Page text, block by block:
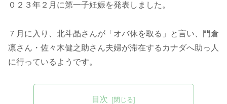
０２３年２月に第一子妊娠を発表しました。
７月に入り、北斗晶さんが「オバ休を取る」と言い、門倉
凛さん・佐々木健之助さん夫婦が滞在するカナダへ助っ人
に行っているようです。
目次